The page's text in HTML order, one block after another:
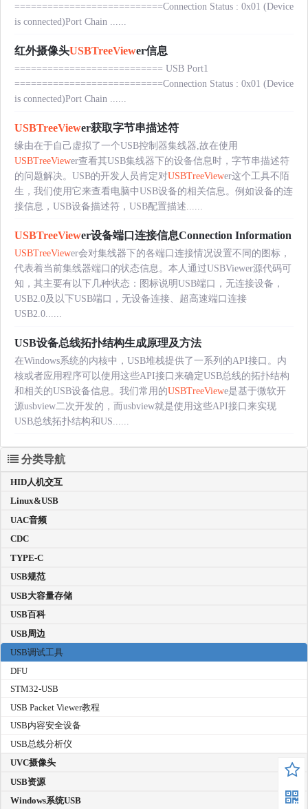
===========================Connection Status : 0x01 (Device
is connected)Port Chain ......
红外摄像头USBTreeViewer信息
=========================== USB Port1
===========================Connection Status : 0x01 (Device
is connected)Port Chain ......
USBTreeViewer获取字节串描述符
缘由在于自己虚拟了一个USB控制器集线器,故在使用
USBTreeViewer查看其USB集线器下的设备信息时，字节串描述符
的问题解决。USB的开发人员肯定对USBTreeViewer这个工具不陌
生，我们使用它来查看电脑中USB设备的相关信息。例如设备的连
接信息，USB设备描述符，USB配置描述......
USBTreeViewer设备端口连接信息Connection Information
USBTreeViewer会对集线器下的各端口连接情况设置不同的图标，
代表着当前集线器端口的状态信息。本人通过USBViewer源代码可
知，其主要有以下几种状态：图标说明USB端口，无连接设备，
USB2.0及以下USB端口，无设备连接、超高速端口连接
USB2.0......
USB设备总线拓扑结构生成原理及方法
在Windows系统的内核中，USB堆栈提供了一系列的API接口。内
核或者应用程序可以使用这些API接口来确定USB总线的拓扑结构
和相关的USB设备信息。我们常用的USBTreeViewe是基于微软开
源usbview二次开发的，而usbview就是使用这些API接口来实现
USB总线拓扑结构和US......
分类导航
HID人机交互
Linux&USB
UAC音频
CDC
TYPE-C
USB规范
USB大容量存储
USB百科
USB周边
USB调试工具
DFU
STM32-USB
USB Packet Viewer教程
USB内容安全设备
USB总线分析仪
UVC摄像头
USB资源
Windows系统USB